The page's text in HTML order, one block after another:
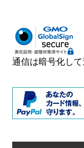
通信は暗号化して